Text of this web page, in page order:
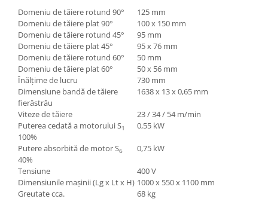
Falci pentru 4 bacuri PS4/ PO4
Flanșă
Fălcile pentru 3-bacuri DK11
Fălcile pentru 4-bacuri DK12
Mandrine independente
Mandrină cu 3 fălci din fontă
Mandrină cu 3 fălci din otel
Mandrină cu 4 fălci din fontă
Mandrină cu 4 fălci din otel
Seturi de unelte pentru strungarie
Standuri pentru strunguri
Instrumente de prindere
Dispozitive de prindere pentru
Domeniu de tăiere rotund 90°
125 mm
Domeniu de tăiere plat 90°
100 x 150 mm
Domeniu de tăiere rotund 45°
95 mm
Domeniu de tăiere plat 45°
95 x 76 mm
Domeniu de tăiere rotund 60°
50 mm
Domeniu de tăiere plat 60°
50 x 56 mm
Înălţime de lucru
730 mm
Dimensiune bandă de tăiere
fierăstrău
1638 x 13 x 0,65 mm
Viteze de tăiere
23 / 34 / 54 m/min
Puterea cedată a motorului S1
100%
0,55 kW
Putere absorbită de motor S6
40%
0,75 kW
Tensiune
400 V
Dimensiunile maşinii (Lg x Lt x H) 1000 x 550 x 1100 mm
Greutate cca.
68 kg